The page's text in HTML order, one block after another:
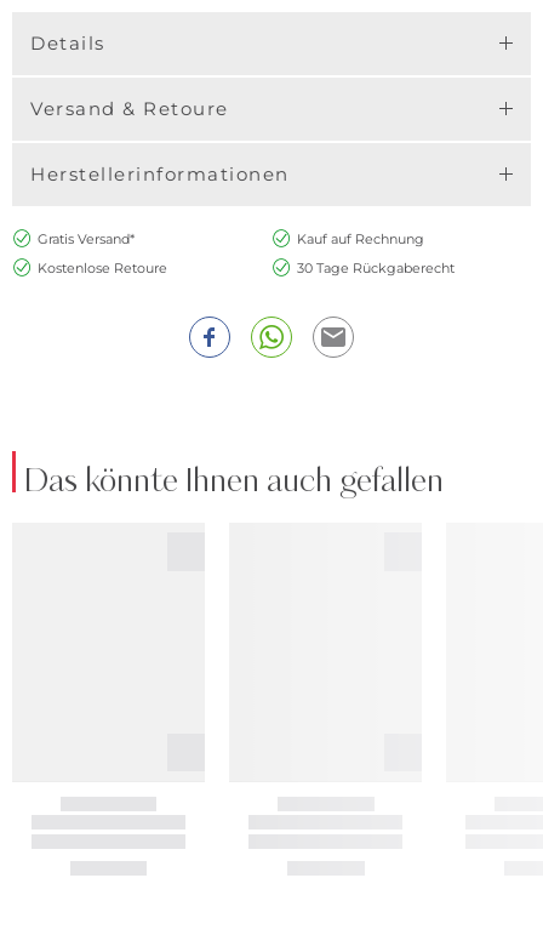
Details
Versand & Retoure
Herstellerinformationen
Gratis Versand*
Kauf auf Rechnung
Kostenlose Retoure
30 Tage Rückgaberecht
Das könnte Ihnen auch gefallen